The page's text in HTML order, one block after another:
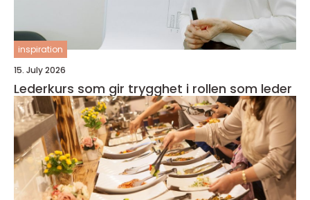
inspiration
15. July 2026
Lederkurs som gir trygghet i rollen som leder